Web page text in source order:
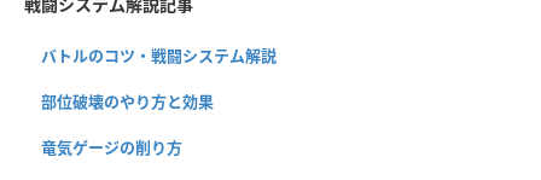
戦闘システム解説記事
バトルのコツ・戦闘システム解説
部位破壊のやり方と効果
竜気ゲージの削り方